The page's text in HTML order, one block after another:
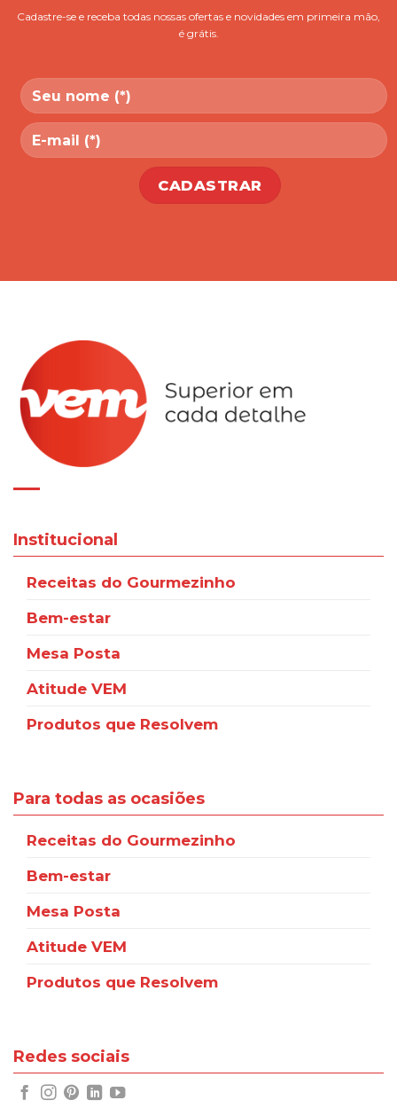
Cadastre-se e receba todas nossas ofertas e novidades em primeira mão,
é grátis.
Institucional
Receitas do Gourmezinho
Bem-estar
Mesa Posta
Atitude VEM
Produtos que Resolvem
Para todas as ocasiões
Receitas do Gourmezinho
Bem-estar
Mesa Posta
Atitude VEM
Produtos que Resolvem
Redes sociais